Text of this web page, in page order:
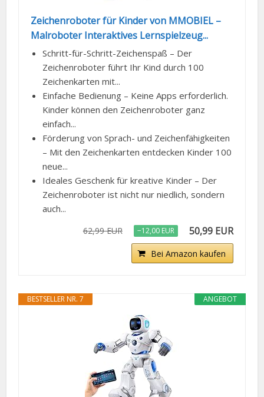
Zeichenroboter für Kinder von MMOBIEL –
Malroboter Interaktives Lernspielzeug...
Schritt-für-Schritt-Zeichenspaß – Der
Zeichenroboter führt Ihr Kind durch 100
Zeichenkarten mit...
Einfache Bedienung – Keine Apps erforderlich.
Kinder können den Zeichenroboter ganz
einfach...
Förderung von Sprach- und Zeichenfähigkeiten
– Mit den Zeichenkarten entdecken Kinder 100
neue...
Ideales Geschenk für kreative Kinder – Der
Zeichenroboter ist nicht nur niedlich, sondern
auch...
62,99 EUR −12,00 EUR 50,99 EUR
Bei Amazon kaufen
ANGEBOT
BESTSELLER NR. 7